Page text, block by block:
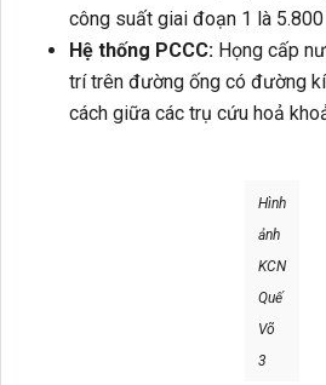
công suất giai đoạn 1 là
Hệ thống PCCC: Họng cấp
trí trên đường ống có đường
cách giữa các trụ cứu hoả
Hình
ảnh
KCN
Quế
Võ
3